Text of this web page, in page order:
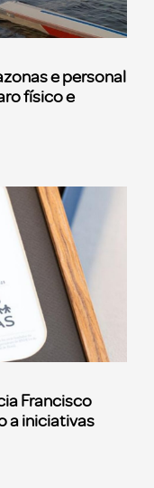
e personal
físico e
Francisco
a iniciativas